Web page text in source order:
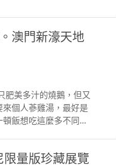
烹調時的火候，不易
國阿爾梅林餐桌上的
比利亞豬肉，它的肉
獨特的葡萄牙香腸，
飯 葡萄牙海岸最著名
的葡萄牙八爪魚，肉
水，可讓米飯展現出
搭一瓣瓣的香橙及胡
皮下的肥肉和瘦肉已經
家推介。 Golden8最權
會出現在代表澳洲製
所有產品 ，都
100ml $198
Complex，具有純淨
舒緩特性，旨在護理
和舒緩面部肌膚，眼
損害的柔嫩肌膚！
分和純淨的澳洲鱷魚
Magic Oil30ml $308
吃個開年飯。 永利宮
停車場就對了，如果
容易就會找到了。 餐
孔雀綠色和金色為主
典雅。餐廳盡頭是一
湖，可以一邊用餐一
見那水與火融合於光
具、餐單一樣以孔雀綠
繡花，很漂亮呢。 服
茶師還表示，已經根
澳門新濠天地
肥美多汁的燒鵝，但又
個人蔘雞湯，最好是
飯想吃這麼多不同餐
這裡是可以在指定的
量版珍藏展覽